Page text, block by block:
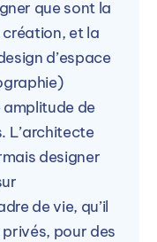
que sont la
et la
d’espace
de
L’architecte
designer
de vie, qu’il
privés, pour des